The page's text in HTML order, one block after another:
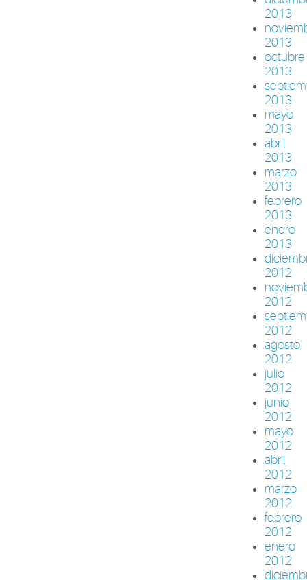
2013
2013
octubre
2013
2013
mayo
2013
abril
2013
marzo
2013
febrero
2013
enero
2013
2012
2012
2012
agosto
2012
julio
2012
junio
2012
mayo
2012
abril
2012
marzo
2012
febrero
2012
enero
2012